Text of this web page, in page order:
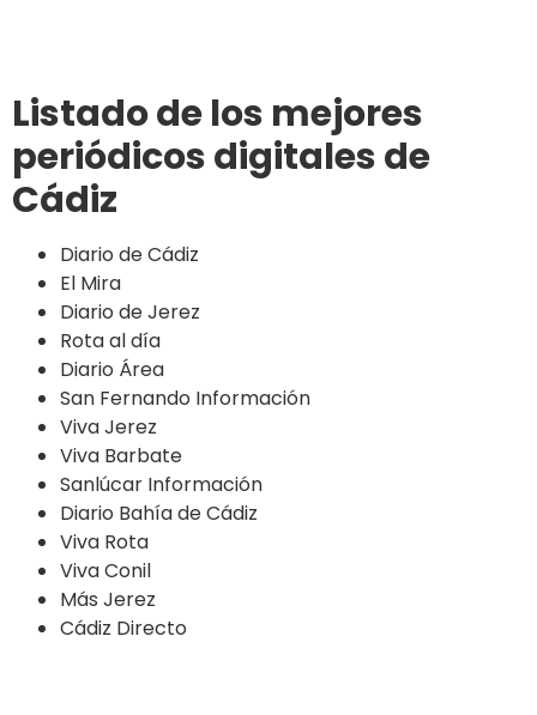
Listado de los mejores
periódicos digitales de
Cádiz
Diario de Cádiz
El Mira
Diario de Jerez
Rota al día
Diario Área
San Fernando Información
Viva Jerez
Viva Barbate
Sanlúcar Información
Diario Bahía de Cádiz
Viva Rota
Viva Conil
Más Jerez
Cádiz Directo